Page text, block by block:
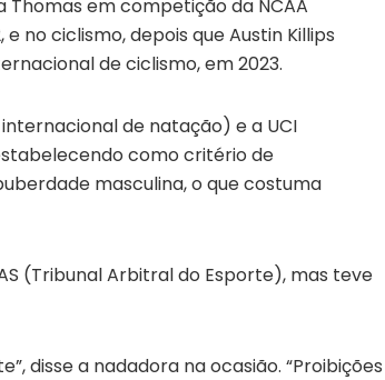
Thomas em competição da NCAA
no ciclismo, depois que Austin Killips
de ciclismo, em 2023.
de natação) e a UCI
como critério de
masculina, o que costuma
(Tribunal Arbitral do Esporte), mas teve
disse a nadadora na ocasião. “Proibições